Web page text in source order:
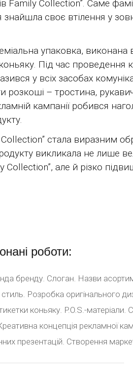
Collection”. Саме
знайшла своє втілення у
упаковка, виконана
Під час проведення
у всіх засобах
розкоші – тростина,
кампанії робився
стала виразним
викликала не лише
Collection”, але й різко
роботи:
бренду. Слоган. Назви
Розробка оригінального
коньяку. P.O.S.-матеріали.
концепція рекламної
презентацій. Створення